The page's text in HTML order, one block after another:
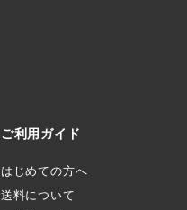
ご利用ガイド
はじめての方へ
送料について